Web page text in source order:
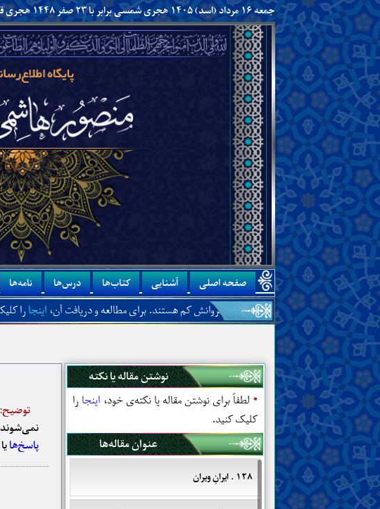
جمعه ۱۶ مرداد (اسد) ۱۴۰۵ هجری شمسی برابر با ۲۳ صفر ۱۴۴۸ هجری قمری
صفحه اصلی آشنایی کتاب‌ها درس‌ها نامه‌ها
او و اینکه چرا یاران و پیروانش کم هستند. برای مطالعه و دریافت آن،اینجارا کلیک کنید.
نوشتن مقاله یا نکته
* لطفاً برای نوشتن مقاله یا نکته‌ی خود، اینجارا
کلیک کنید.
عنوان مقاله‌ها
۱۲۸ . ایرانِ ویران
توضیح:
پاسخ‌ها